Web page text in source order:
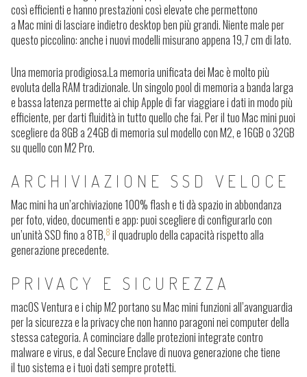
così efficienti e hanno prestazioni così elevate che permettono
a Mac mini di lasciare indietro desktop ben più grandi. Niente male per
questo piccolino: anche i nuovi modelli misurano appena 19,7 cm di lato.
Una memoria prodigiosa.La memoria unificata dei Mac è molto più
evoluta della RAM tradizionale. Un singolo pool di memoria a banda larga
e bassa latenza permette ai chip Apple di far viaggiare i dati in modo più
efficiente, per darti fluidità in tutto quello che fai. Per il tuo Mac mini puoi
scegliere da 8GB a 24GB di memoria sul modello con M2, e 16GB o 32GB
su quello con M2 Pro.
ARCHIVIAZIONE SSD VELOCE
Mac mini ha un’archiviazione 100% flash e ti dà spazio in abbondanza
per foto, video, documenti e app: puoi scegliere di configurarlo con
un’unità SSD fino a 8TB,8 il quadruplo della capacità rispetto alla
generazione precedente.
PRIVACY E SICUREZZA
macOS Ventura e i chip M2 portano su Mac mini funzioni all’avanguardia
per la sicurezza e la privacy che non hanno paragoni nei computer della
stessa categoria. A cominciare dalle protezioni integrate contro
malware e virus, e dal Secure Enclave di nuova generazione che tiene
il tuo sistema e i tuoi dati sempre protetti.